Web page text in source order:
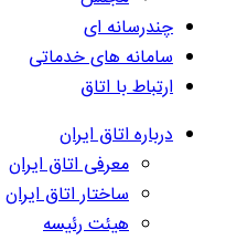
چندرسانه ای
سامانه های خدماتی
ارتباط با اتاق
درباره اتاق ایران
معرفی اتاق ایران
ساختار اتاق ایران
هیئت رئیسه